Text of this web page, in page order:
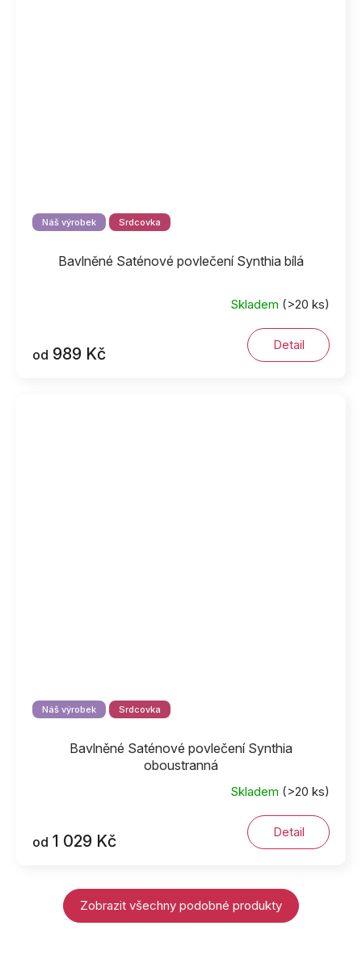
Náš výrobek Srdcovka
Bavlněné Saténové povlečení Synthia bílá
Skladem (>20 ks)
od 989 Kč Detail
Náš výrobek Srdcovka
Bavlněné Saténové povlečení Synthia
oboustranná
Skladem (>20 ks)
od 1 029 Kč Detail
Zobrazit všechny podobné produkty